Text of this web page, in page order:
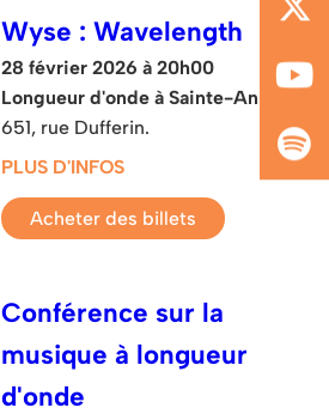
Wyse : Wavelength
28 février 2026 à 20h00
Longueur d'onde à Sainte-Anne
651, rue Dufferin.
PLUS D'INFOS
Acheter des billets
Conférence sur la
musique à longueur
d'onde